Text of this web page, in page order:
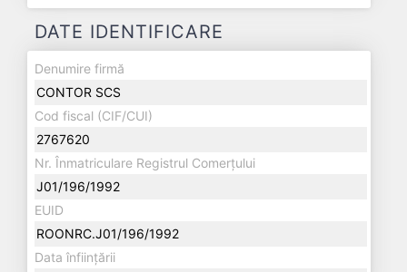
DATE IDENTIFICARE
Denumire firmă
CONTOR SCS
Cod fiscal (CIF/CUI)
2767620
Nr. Înmatriculare Registrul Comerțului
J01/196/1992
EUID
ROONRC.J01/196/1992
Data înființării